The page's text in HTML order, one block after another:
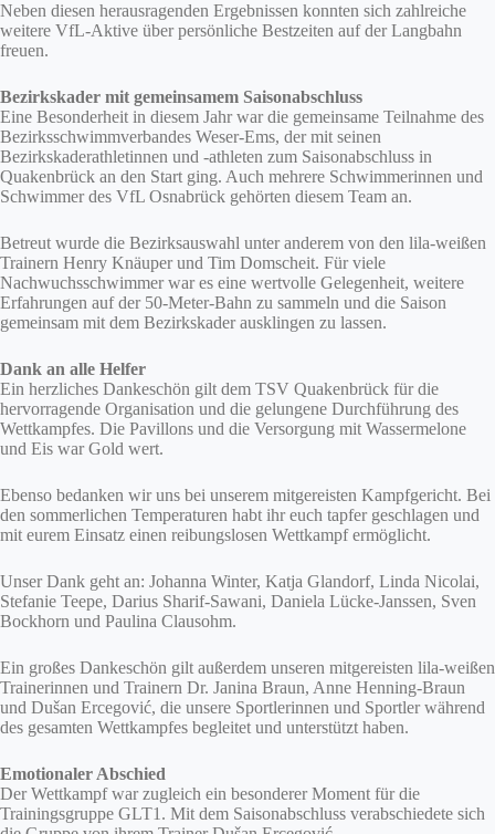
Neben diesen herausragenden Ergebnissen konnten sich zahlreiche
weitere VfL-Aktive über persönliche Bestzeiten auf der Langbahn
freuen.
Bezirkskader mit gemeinsamem Saisonabschluss
Eine Besonderheit in diesem Jahr war die gemeinsame Teilnahme des
Bezirksschwimmverbandes Weser-Ems, der mit seinen
Bezirkskaderathletinnen und -athleten zum Saisonabschluss in
Quakenbrück an den Start ging. Auch mehrere Schwimmerinnen und
Schwimmer des VfL Osnabrück gehörten diesem Team an.
Betreut wurde die Bezirksauswahl unter anderem von den lila-weißen
Trainern Henry Knäuper und Tim Domscheit. Für viele
Nachwuchsschwimmer war es eine wertvolle Gelegenheit, weitere
Erfahrungen auf der 50-Meter-Bahn zu sammeln und die Saison
gemeinsam mit dem Bezirkskader ausklingen zu lassen.
Dank an alle Helfer
Ein herzliches Dankeschön gilt dem TSV Quakenbrück für die
hervorragende Organisation und die gelungene Durchführung des
Wettkampfes. Die Pavillons und die Versorgung mit Wassermelone
und Eis war Gold wert.
Ebenso bedanken wir uns bei unserem mitgereisten Kampfgericht. Bei
den sommerlichen Temperaturen habt ihr euch tapfer geschlagen und
mit eurem Einsatz einen reibungslosen Wettkampf ermöglicht.
Unser Dank geht an: Johanna Winter, Katja Glandorf, Linda Nicolai,
Stefanie Teepe, Darius Sharif-Sawani, Daniela Lücke-Janssen, Sven
Bockhorn und Paulina Clausohm.
Ein großes Dankeschön gilt außerdem unseren mitgereisten lila-weißen
Trainerinnen und Trainern Dr. Janina Braun, Anne Henning-Braun
und Dušan Ercegović, die unsere Sportlerinnen und Sportler während
des gesamten Wettkampfes begleitet und unterstützt haben.
Emotionaler Abschied
Der Wettkampf war zugleich ein besonderer Moment für die
Trainingsgruppe GLT1. Mit dem Saisonabschluss verabschiedete sich